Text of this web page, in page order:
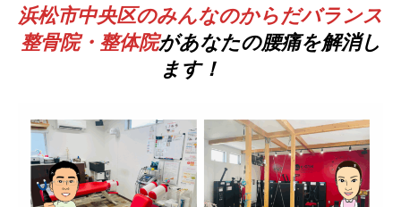
浜松市中央区のみんなのからだバランス
整骨院・整体院があなたの腰痛を解消し
ます！